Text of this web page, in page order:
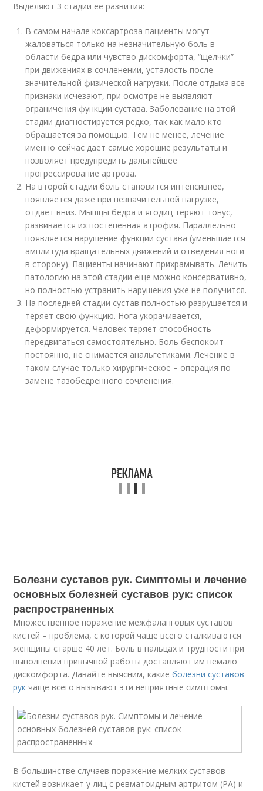
Выделяют 3 стадии ее развития:
В самом начале коксартроза пациенты могут
жаловаться только на незначительную боль в
области бедра или чувство дискомфорта, “щелчки”
при движениях в сочленении, усталость после
значительной физической нагрузки. После отдыха все
признаки исчезают, при осмотре не выявляют
ограничения функции сустава. Заболевание на этой
стадии диагностируется редко, так как мало кто
обращается за помощью. Тем не менее, лечение
именно сейчас дает самые хорошие результаты и
позволяет предупредить дальнейшее
прогрессирование артроза.
На второй стадии боль становится интенсивнее,
появляется даже при незначительной нагрузке,
отдает вниз. Мышцы бедра и ягодиц теряют тонус,
развивается их постепенная атрофия. Параллельно
появляется нарушение функции сустава (уменьшается
амплитуда вращательных движений и отведения ноги
в сторону). Пациенты начинают прихрамывать. Лечить
патологию на этой стадии еще можно консервативно,
но полностью устранить нарушения уже не получится.
На последней стадии сустав полностью разрушается и
теряет свою функцию. Нога укорачивается,
деформируется. Человек теряет способность
передвигаться самостоятельно. Боль беспокоит
постоянно, не снимается анальгетиками. Лечение в
таком случае только хирургическое – операция по
замене тазобедренного сочленения.
Болезни суставов рук. Симптомы и лечение
основных болезней суставов рук: список
распространенных
Множественное поражение межфаланговых суставов
кистей – проблема, с которой чаще всего сталкиваются
женщины старше 40 лет. Боль в пальцах и трудности при
выполнении привычной работы доставляют им немало
дискомфорта. Давайте выясним, какиеболезни суставов
рук чаще всего вызывают эти неприятные симптомы.
В большинстве случаев поражение мелких суставов
кистей возникает у лиц с ревматоидным артритом (РА) и